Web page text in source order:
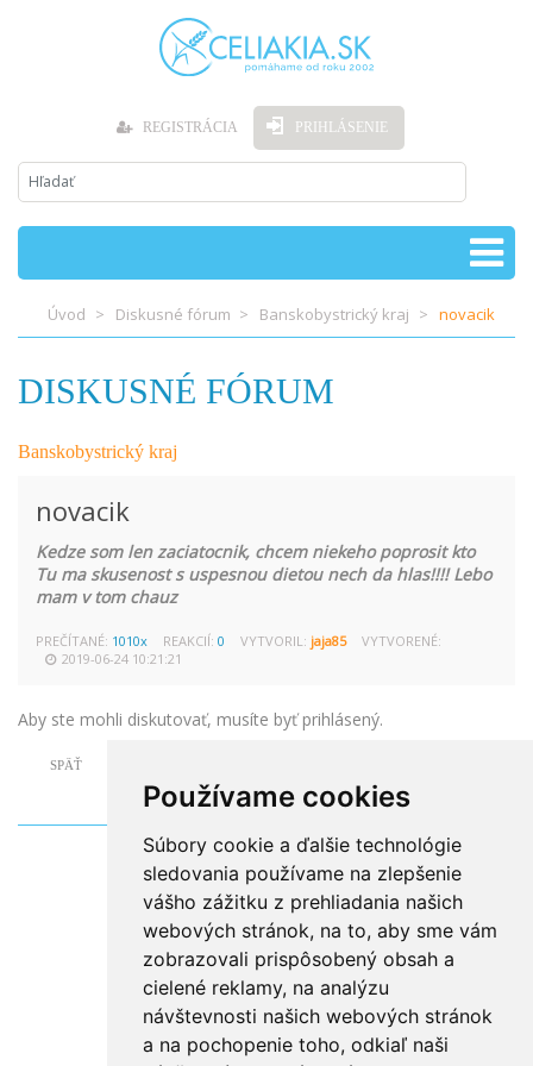
Používame cookies
Súbory cookie a ďalšie technológie
sledovania používame na zlepšenie
vášho zážitku z prehliadania našich
webových stránok, na to, aby sme vám
zobrazovali prispôsobený obsah a
cielené reklamy, na analýzu
návštevnosti našich webových stránok
a na pochopenie toho, odkiaľ naši
REGISTRÁCIA PRIHLÁSENIE
Úvod Diskusné fórum Banskobystrický kraj novacik
DISKUSNÉ FÓRUM
Banskobystrický kraj
novacik
Kedze som len zaciatocnik, chcem niekeho poprosit kto
Tu ma skusenost s uspesnou dietou nech da hlas!!!! Lebo
mam v tom chauz
PREČÍTANÉ: 1010x REAKCIÍ: 0 VYTVORIL: jaja85
VYTVORENÉ:
2019-06-24 10:21:21
Aby ste mohli diskutovať, musíte byť prihlásený.
SPÄŤ